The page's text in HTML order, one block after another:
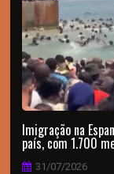
Imigração na
país, com 1.700
31/07/2026